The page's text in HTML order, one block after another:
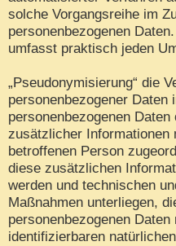
solche Vorgangsreihe im
personenbezogenen
umfasst praktisch jeden
„Pseudonymisierung“ die
personenbezogener
personenbezogenen
zusätzlicher
betroffenen Person
diese zusätzlichen
werden und technischen
Maßnahmen unterliegen,
personenbezogenen
identifizierbaren